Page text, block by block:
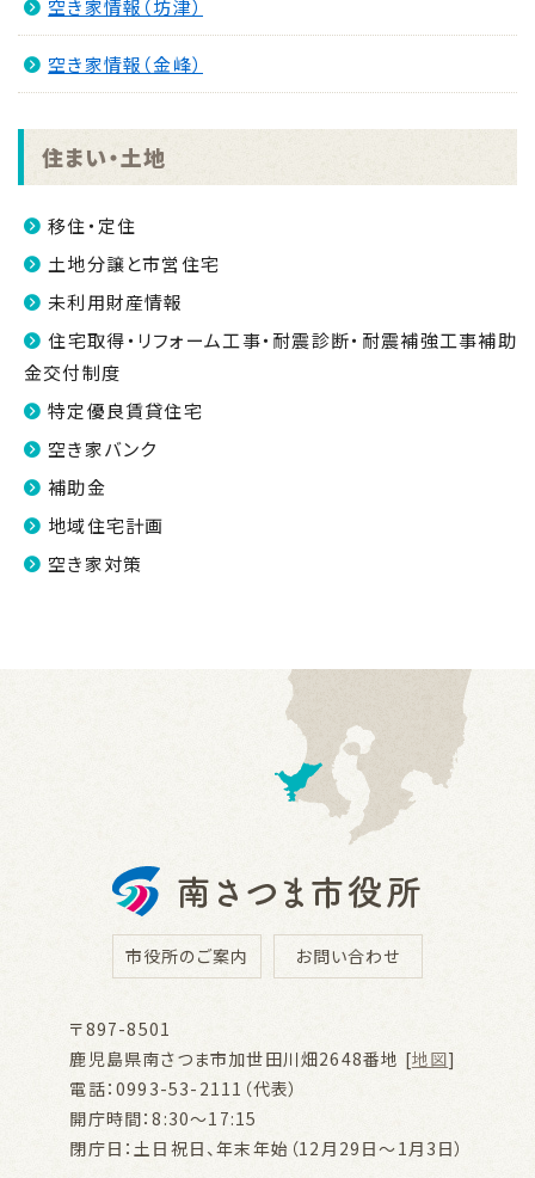
空き家情報（坊津）
空き家情報（金峰）
住まい・土地
移住・定住
土地分譲と市営住宅
未利用財産情報
住宅取得・リフォーム工事・耐震診断・耐震補強工事補助
金交付制度
特定優良賃貸住宅
空き家バンク
補助金
地域住宅計画
空き家対策
市役所のご案内 お問い合わせ
〒897-8501
鹿児島県南さつま市加世田川畑2648番地 [地図]
電話：0993-53-2111（代表）
開庁時間：8:30～17:15
閉庁日：土日祝日、年末年始（12月29日～1月3日）